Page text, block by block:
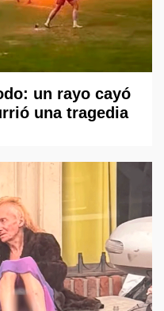
un rayo cayó
una tragedia